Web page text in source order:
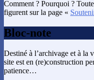
Comment ? Pourquoi ?
figurent sur la page «
Bloc-note
Destiné à l’archivage et à la
site est en (re)construction
patience…